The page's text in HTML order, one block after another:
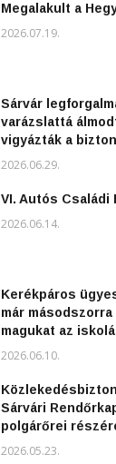
Megalakult a
2026.07.19.
Sárvár
varázslattá
vigyázták a
2026.06.29.
VI. Autós Családi
2026.06.14.
Kerékpáros
már
magukat az
2026.06.10.
Sárvári
polgárőrei
2026.05.23.